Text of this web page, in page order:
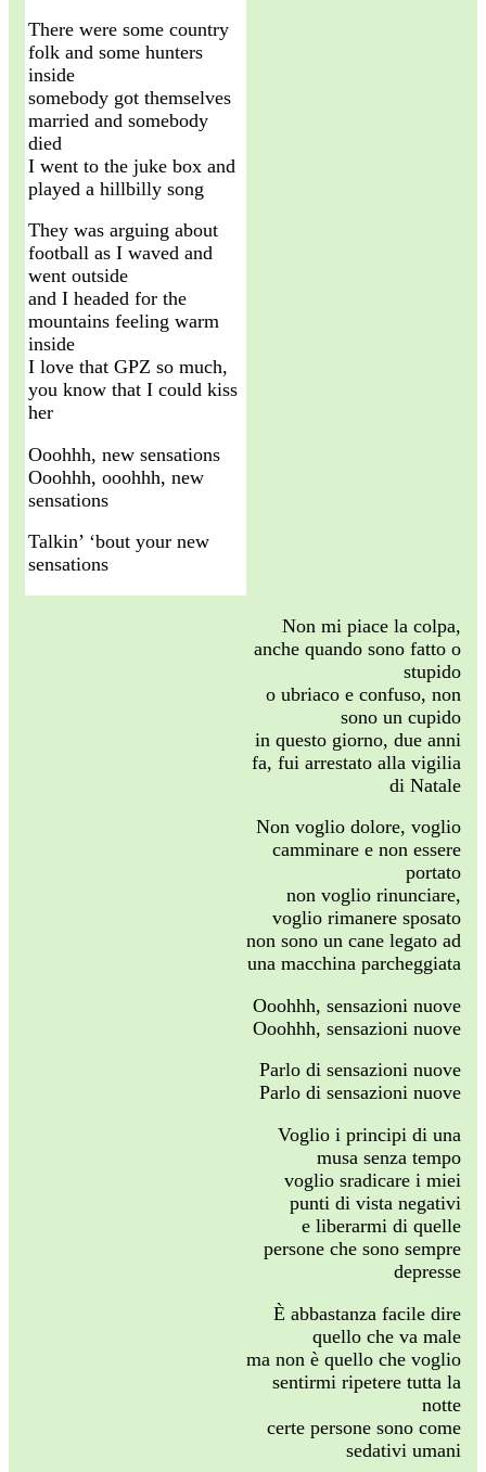
There were some country
folk and some hunters
inside
somebody got themselves
married and somebody
died
I went to the juke box and
played a hillbilly song
They was arguing about
football as I waved and
went outside
and I headed for the
mountains feeling warm
inside
I love that GPZ so much,
you know that I could kiss
her
Ooohhh, new sensations
Ooohhh, ooohhh, new
sensations
Talkin’ ‘bout your new
sensations
Non mi piace la colpa,
anche quando sono fatto o
stupido
o ubriaco e confuso, non
sono un cupido
in questo giorno, due anni
fa, fui arrestato alla vigilia
di Natale
Non voglio dolore, voglio
camminare e non essere
portato
non voglio rinunciare,
voglio rimanere sposato
non sono un cane legato ad
una macchina parcheggiata
Ooohhh, sensazioni nuove
Ooohhh, sensazioni nuove
Parlo di sensazioni nuove
Parlo di sensazioni nuove
Voglio i principi di una
musa senza tempo
voglio sradicare i miei
punti di vista negativi
e liberarmi di quelle
persone che sono sempre
depresse
È abbastanza facile dire
quello che va male
ma non è quello che voglio
sentirmi ripetere tutta la
notte
certe persone sono come
sedativi umani